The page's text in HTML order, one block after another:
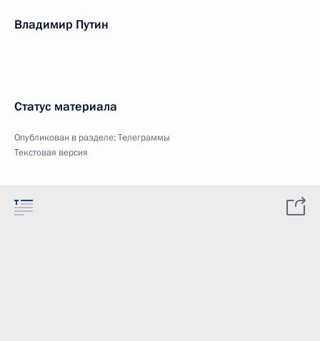
Владимир Путин
Статус материала
Опубликован в разделе:Телеграммы
Текстовая версия